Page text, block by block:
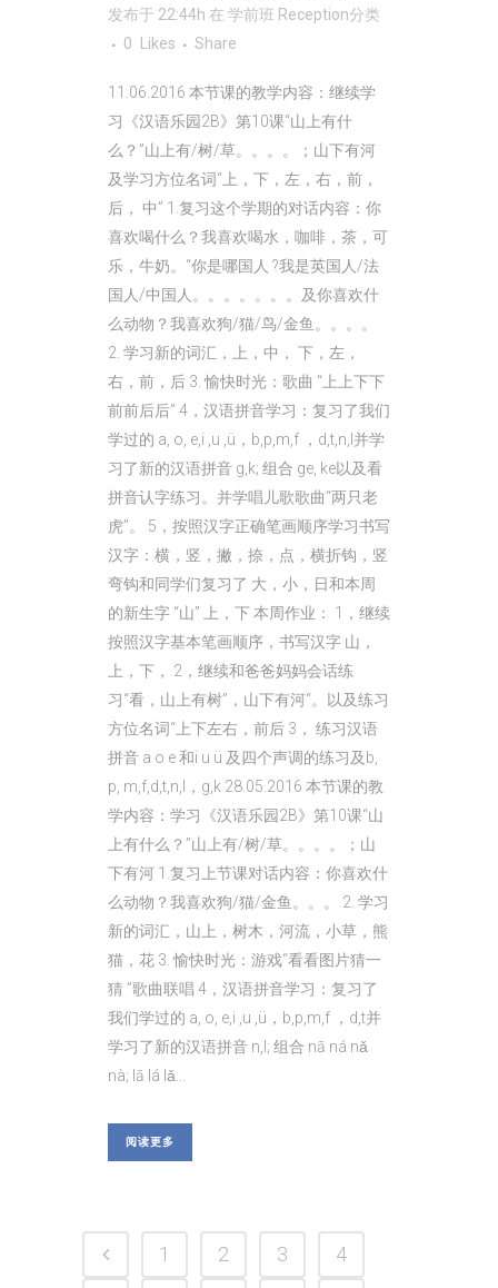
发布于 22:44h 在 学前班 Reception分类
0
Likes Share
11.06.2016 本节课的教学内容：继续学
习《汉语乐园2B》第10课“山上有什
么？”山上有/树/草。。。。；山下有河
及学习方位名词“上，下，左，右，前，
后， 中” 1.复习这个学期的对话内容：你
喜欢喝什么？我喜欢喝水，咖啡，茶，可
乐，牛奶。“你是哪国人 ?我是英国人/法
国人/中国人。。。。。。。及你喜欢什
么动物？我喜欢狗/猫/鸟/金鱼。。。。
2. 学习新的词汇，上，中， 下，左，
右，前，后 3. 愉快时光：歌曲 “上上下下
前前后后” 4，汉语拼音学习：复习了我们
学过的 a, o, e,i ,u ,ü，b,p,m,f ，d,t,n,l并学
习了新的汉语拼音 g,k; 组合 ge, ke以及看
拼音认字练习。并学唱儿歌歌曲“两只老
虎”。 5，按照汉字正确笔画顺序学习书写
汉字：横，竖，撇，捺，点，横折钩，竖
弯钩和同学们复习了 大，小，日和本周
的新生字 “山” 上，下 本周作业： 1，继续
按照汉字基本笔画顺序，书写汉字 山，
上，下， 2，继续和爸爸妈妈会话练
习“看，山上有树”，山下有河“。以及练习
方位名词“上下左右，前后 3， 练习汉语
拼音 a o e 和i u ü 及四个声调的练习及b,
p, m,f,d,t,n,l，g,k 28.05.2016 本节课的教
学内容：学习《汉语乐园2B》第10课“山
上有什么？”山上有/树/草。。。。；山
下有河 1.复习上节课对话内容：你喜欢什
么动物？我喜欢狗/猫/金鱼。。。 2. 学习
新的词汇，山上，树木，河流，小草，熊
猫，花 3. 愉快时光：游戏“看看图片猜一
猜 ”歌曲联唱 4，汉语拼音学习：复习了
我们学过的 a, o, e,i ,u ,ü，b,p,m,f ，d,t并
学习了新的汉语拼音 n,l; 组合 nā ná nǎ
nà; lā lá lǎ...
阅读更多
1 2 3
4